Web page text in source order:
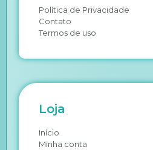
Política de Privacidade
Contato
Termos de uso
Loja
Início
Minha conta